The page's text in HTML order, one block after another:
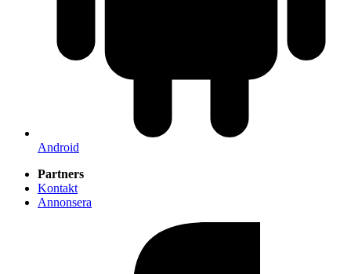
Android
Partners
Kontakt
Annonsera